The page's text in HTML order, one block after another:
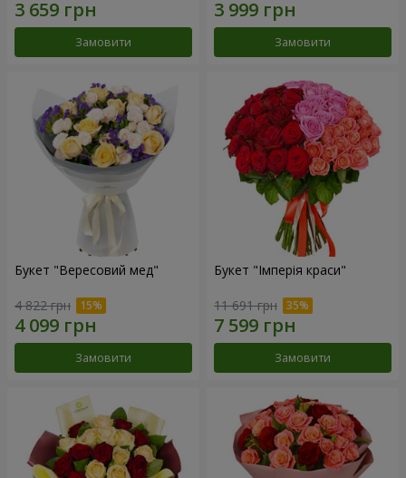
Замовити Замовити
Букет "Вересовий мед"
4 822 грн
Замовити
Букет "Імперія краси"
11 691 грн
Замовити